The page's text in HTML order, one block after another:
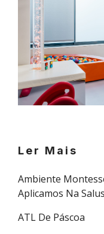
Ler Mais
Ambiente
Aplicamos Na
ATL De Páscoa